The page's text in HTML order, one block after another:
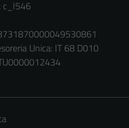
c_l546
Unica: IT 68 D010